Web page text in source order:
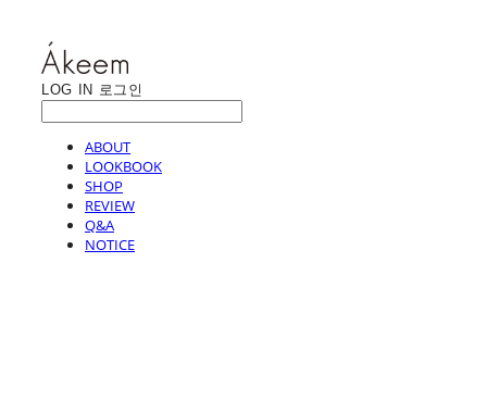
LOG IN 로그인
ABOUT
LOOKBOOK
SHOP
REVIEW
Q&A
NOTICE